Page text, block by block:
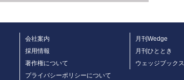
会社案内
採用情報
著作権について
プライバシーポリシーについて
月刊Wedge
月刊ひととき
ウェッジブックス